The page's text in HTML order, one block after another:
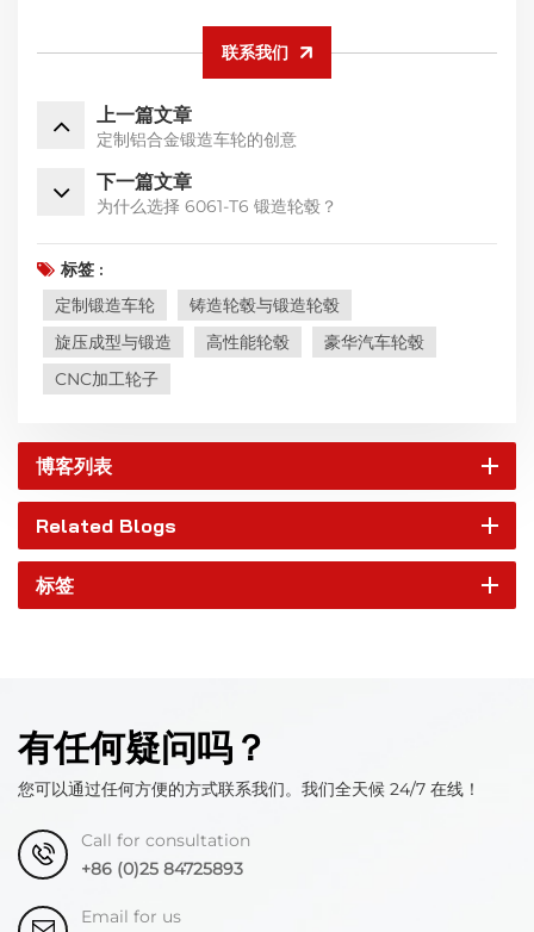
联系我们
上一篇文章
定制铝合金锻造车轮的创意
下一篇文章
为什么选择 6061-T6 锻造轮毂？
标签 :
定制锻造车轮
铸造轮毂与锻造轮毂
旋压成型与锻造
高性能轮毂
豪华汽车轮毂
CNC加工轮子
博客列表
Related Blogs
标签
有任何疑问吗？
您可以通过任何方便的方式联系我们。我们全天候 24/7 在线！
Call for consultation
+86 (0)25 84725893
Email for us